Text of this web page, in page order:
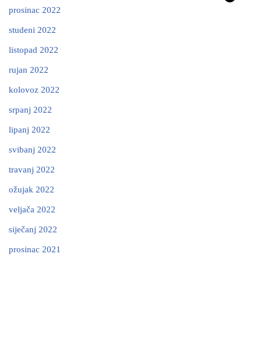
prosinac 2022
studeni 2022
listopad 2022
rujan 2022
kolovoz 2022
srpanj 2022
lipanj 2022
svibanj 2022
travanj 2022
ožujak 2022
veljača 2022
siječanj 2022
prosinac 2021